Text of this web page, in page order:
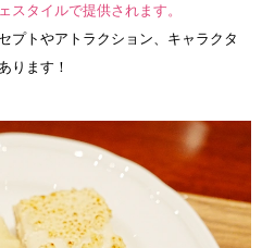
スタイルで提供されます。
プトやアトラクション、キャラクタ
ります！